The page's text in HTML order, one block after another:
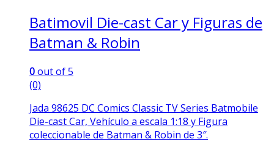
Batimovil Die-cast Car y Figuras de
Batman & Robin
0out of 5
(0)
Jada 98625 DC Comics Classic TV Series Batmobile
Die-cast Car, Vehículo a escala 1:18 y Figura
coleccionable de Batman & Robin de 3″.